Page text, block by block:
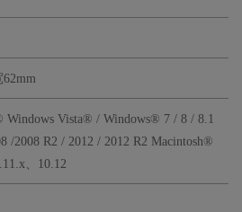
Vista® / Windows® 7 / 8 / 8.1
/2008 R2 / 2012 / 2012 R2 Macintosh®
、10.12